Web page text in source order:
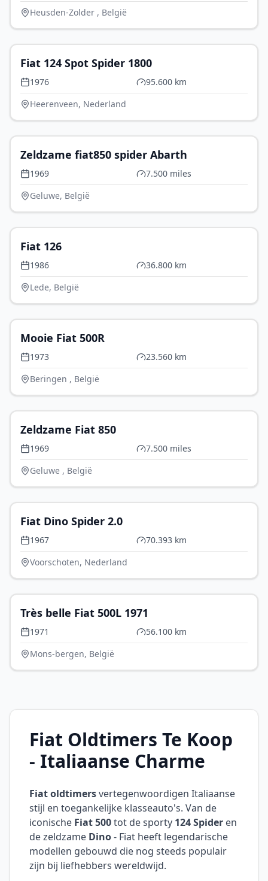
Heusden-Zolder , België
Fiat 124 Spot Spider 1800
1976
95.600 km
Heerenveen, Nederland
Zeldzame fiat850 spider Abarth
1969
7.500 miles
Geluwe, België
Fiat 126
1986
36.800 km
Lede, België
Mooie Fiat 500R
1973
23.560 km
Beringen , België
Zeldzame Fiat 850
1969
7.500 miles
Geluwe , België
Fiat Dino Spider 2.0
1967
70.393 km
Voorschoten, Nederland
Très belle Fiat 500L 1971
1971
56.100 km
Mons-bergen, België
Fiat Oldtimers Te Koop
- Italiaanse Charme
Fiat oldtimersvertegenwoordigen Italiaanse
stijl en toegankelijke klasseauto's. Van de
iconische Fiat 500tot de sporty 124 Spider en
de zeldzame Dino- Fiat heeft legendarische
modellen gebouwd die nog steeds populair
zijn bij liefhebbers wereldwijd.